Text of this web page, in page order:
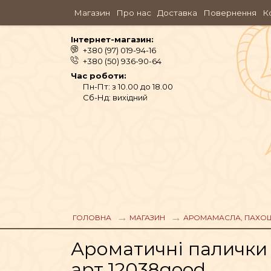
Магазин Про нас Доставка Повернення
Інтернет-магазин:
+380 (97) 019-94-16
+380 (50) 936-90-64
Час роботи:
Пн-Пт: з 10.00 до 18.00
Сб-Нд: вихідний
АРОМАМАСЛА,
ГОЛОВНА МАГАЗИН АРОМАМАСЛА,
Ароматичні